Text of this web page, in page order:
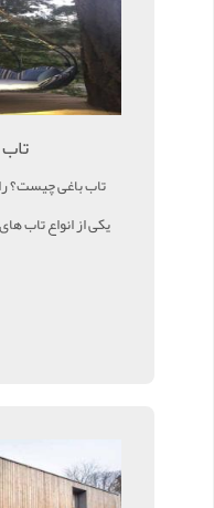
تاب باغی چیست؟
یکی از انواع تاب